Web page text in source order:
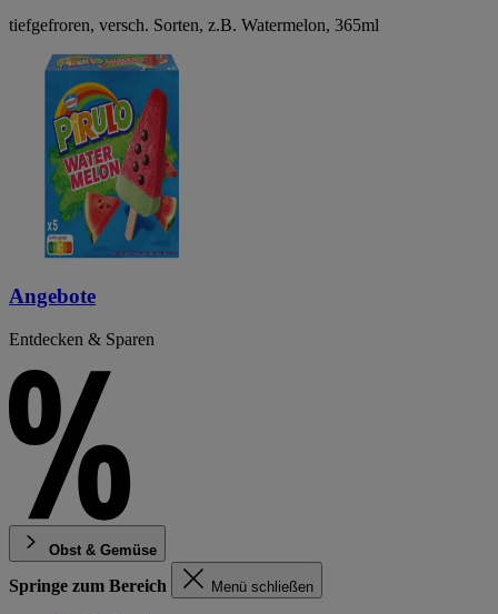
tiefgefroren, versch. Sorten, z.B. Watermelon, 365ml
Angebote
Entdecken & Sparen
Obst & Gemüse
Springe zum Bereich Menü schließen